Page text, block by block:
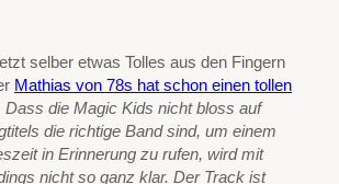
selber etwas Tolles aus den Fingern
Mathias von 78s hat schon einen tollen
Dass die Magic Kids nicht bloss auf
die richtige Band sind, um einem
in Erinnerung zu rufen, wird mit
nicht so ganz klar. Der Track ist